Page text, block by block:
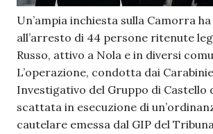
Un’ampia inchiesta sulla Camorra
all’arresto di 44 persone ritenute
Russo, attivo a Nola e in diversi
L’operazione, condotta dai
Investigativo del Gruppo di Castello
scattata in esecuzione di
cautelare emessa dal GIP del